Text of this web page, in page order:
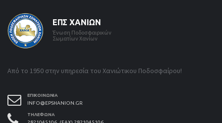
ΕΠΣ ΧΑΝΊΩΝ
Ένωση Ποδοσφαιρικών
Σωματίων Χανίων
Από το 1950 στην υπηρεσία του Χανιώτικου Ποδοσφαίρου!
ΕΠΙΚΟΙΝΩΝΊΑ
INFO@EPSHANION.GR
ΤΗΛΈΦΩΝΑ